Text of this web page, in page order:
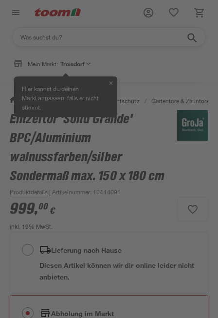
Mein Markt: Troisdorf
Hier kannst du deinen
Markt anpassen , falls er nicht
stimmt.
✕
/ Garten & Freizeit / Zäune & Sichtschutz / Gartentore & Zauntore
Einzeltor 'Solid Grande'
BPC/Aluminium
walnussfarben/silber
Sondermaß max. 150 x 180 cm
Produktdetails | Artikelnummer: 10414091
999,00 €
inkl. 19% MwSt.
Lieferung nach Hause
Diesen Artikel können wir dir online leider nicht
anbieten.
Abholung im Markt